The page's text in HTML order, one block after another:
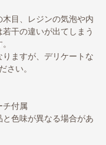
目、レジンの気泡や内
干の違いが出てしまう
ますが、デリケートな
さい。
チ付属
と色味が異なる場合があ